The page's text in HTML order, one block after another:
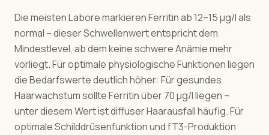
Die meisten Labore markieren Ferritin ab 12–15 µg/l als
normal – dieser Schwellenwert entspricht dem
Mindestlevel, ab dem keine schwere Anämie mehr
vorliegt. Für optimale physiologische Funktionen liegen
die Bedarfswerte deutlich höher: Für gesundes
Haarwachstum sollte Ferritin über 70 µg/l liegen –
unter diesem Wert ist diffuser Haarausfall häufig. Für
optimale Schilddrüsenfunktion und fT3-Produktion